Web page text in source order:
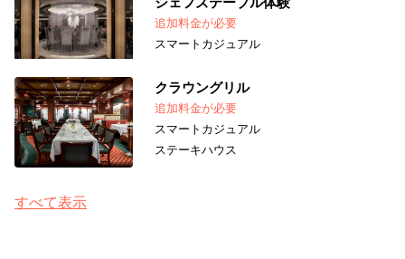
追加料金が必要
スマートカジュアル
クラウングリル
追加料金が必要
スマートカジュアル
ステーキハウス
すべて表示